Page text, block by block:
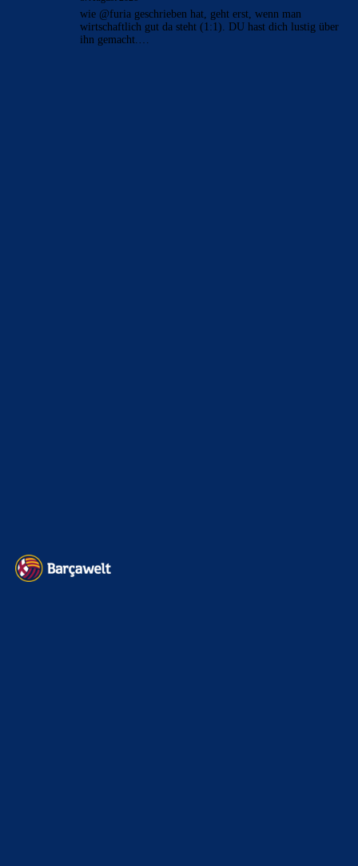
wie @furia geschrieben hat, geht erst, wenn man
wirtschaftlich gut da steht (1:1). DU hast dich lustig über
ihn gemacht.…